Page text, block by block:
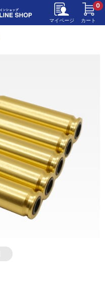
マイページ カート
0